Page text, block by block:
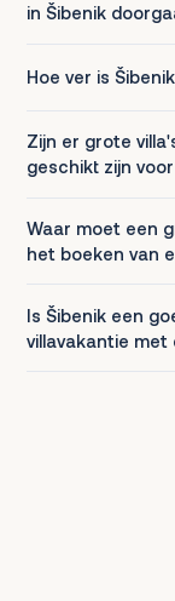
in Šibenik
Hoe ver is
Zijn er grote
geschikt zijn
Waar moet een
het boeken van
Is Šibenik een
villavakantie